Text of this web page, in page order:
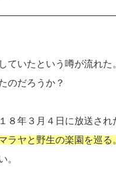
ていたという噂が流れた。
のだろうか？
８年３月４日に放送され
ラヤと野生の楽園を巡る
。